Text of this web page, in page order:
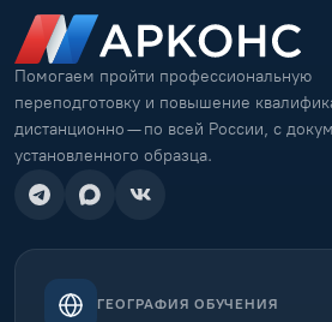
Помогаем пройти профессиональную
переподготовку и повышение
дистанционно — по всей России, с
установленного образца.
ГЕОГРАФИЯ ОБУЧЕНИЯ